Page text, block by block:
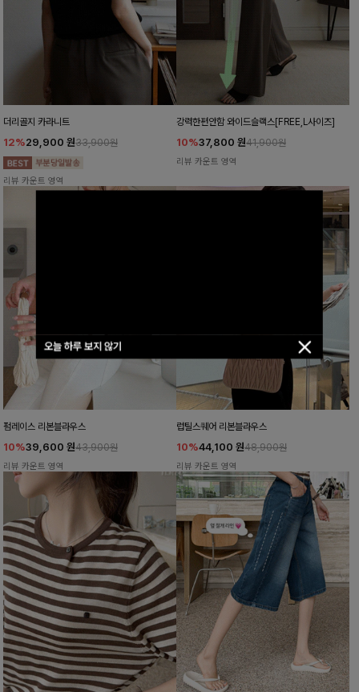
오늘 하루 보지 않기
더리골지 카라니트
12%29,900 원33,900원
리뷰 카운트 영역
강력한편안함 와이드슬랙스[FREE,L사이즈]
10%37,800 원41,900원
리뷰 카운트 영역
펌레이스 리본블라우스
10%39,600 원43,900원
리뷰 카운트 영역
럽틸스퀘어 리본블라우스
10%44,100 원48,900원
리뷰 카운트 영역